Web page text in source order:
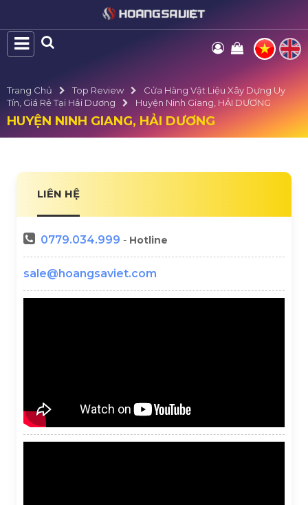
Trang Chủ Top Review
Cửa Hàng Vật Liệu Xây Dựng Uy
Tín, Giá Rẻ Tại Hải Dương
Huyện Ninh Giang, HẢI DƯƠNG
HUYỆN NINH GIANG, HẢI DƯƠNG
LIÊN HỆ
0779.034.999 - Hotline
sale@hoangsaviet.com